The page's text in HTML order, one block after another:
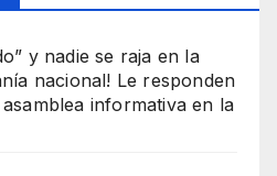
y nadie se raja en la
nacional! Le responden
informativa en la